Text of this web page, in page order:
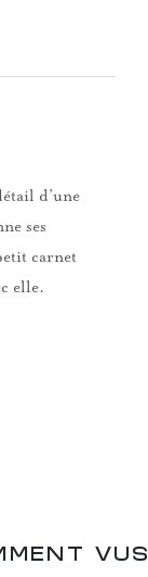
d’une
ses
carnet
elle.
VUS